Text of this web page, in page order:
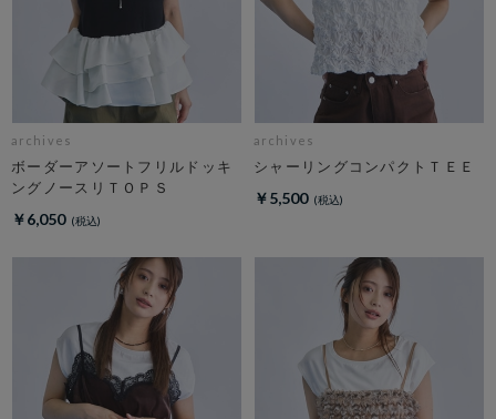
archives
ボーダーアソートフリルドッキ
ングノースリＴＯＰＳ
￥6,050
archives
シャーリングコンパクトＴＥＥ
￥5,500